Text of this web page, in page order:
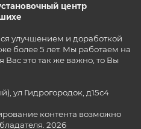
центр
улучшением и доработкой
более 5 лет. Мы работаем на
Вас это так же важно, то Вы
ул Гидрогородок, д15с4
контента возможно
2026